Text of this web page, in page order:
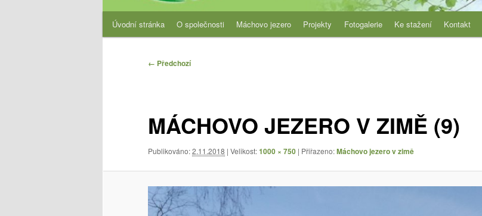
Hlavní
Úvodní stránka O společnosti Máchovo jezero Projekty Fotogalerie Ke stažení Kontakt
Navigace
← Předchozí
MÁCHOVO JEZERO V ZIMĚ (9)
Publikováno:2.11.2018 | Velikost:1000 × 750 | Přiřazeno:Máchovo jezero v zimě